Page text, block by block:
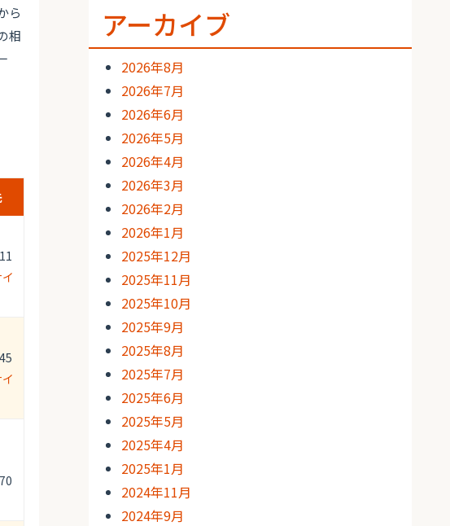
ら
相
アーカイブ
2026年8月
2026年7月
2026年6月
2026年5月
2026年4月
2026年3月
2026年2月
2026年1月
2025年12月
2025年11月
2025年10月
2025年9月
2025年8月
2025年7月
2025年6月
2025年5月
2025年4月
2025年1月
2024年11月
2024年9月